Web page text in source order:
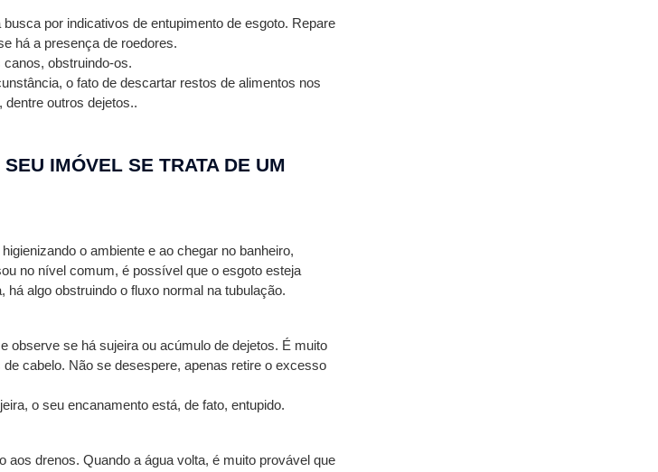
por indicativos de entupimento de esgoto. Repare
há a presença de roedores.
obstruindo-os.
o fato de descartar restos de alimentos nos
dentre outros dejetos..
IMÓVEL SE TRATA DE UM
o ambiente e ao chegar no banheiro,
no nível comum, é possível que o esgoto esteja
há algo obstruindo o fluxo normal na tubulação.
observe se há sujeira ou acúmulo de dejetos. É muito
cabelo. Não se desespere, apenas retire o excesso
o seu encanamento está, de fato, entupido.
aos drenos. Quando a água volta, é muito provável que